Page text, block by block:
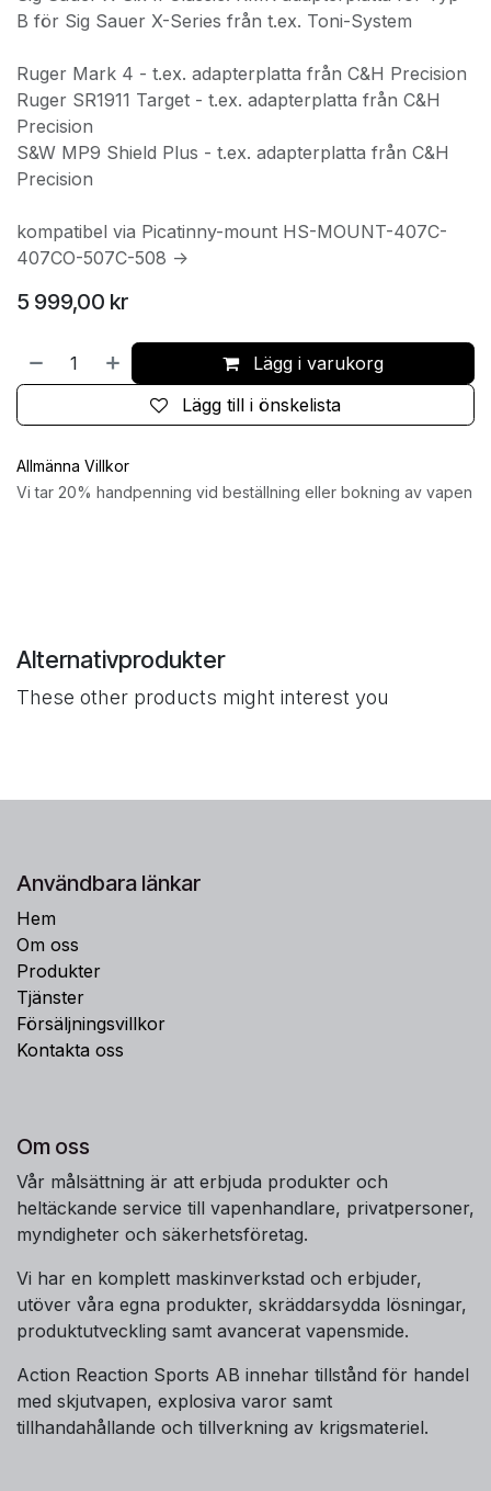
B för Sig Sauer X-Series från t.ex. Toni-System
Ruger Mark 4 - t.ex. adapterplatta från C&H Precision
Ruger SR1911 Target - t.ex. adapterplatta från C&H
Precision
S&W MP9 Shield Plus - t.ex. adapterplatta från C&H
Precision
kompatibel via Picatinny-mount HS-MOUNT-407C-
407CO-507C-508 ->
5 999,00 kr
Lägg i varukorg
Lägg till i önskelista
Allmänna Villkor
Vi tar 20% handpenning vid beställning eller bokning av vapen
Alternativprodukter
These other products might interest you
Användbara länkar
Hem
Om oss
Produkter
Tjänster
Försäljningsvillkor
Kontakta oss
Om oss
Vår målsättning är att erbjuda produkter och
heltäckande service till vapenhandlare, privatpersoner,
myndigheter och säkerhetsföretag.
Vi har en komplett maskinverkstad och erbjuder,
utöver våra egna produkter, skräddarsydda lösningar,
produktutveckling samt avancerat vapensmide.
Action Reaction Sports AB innehar tillstånd för handel
med skjutvapen, explosiva varor samt
tillhandahållande och tillverkning av krigsmateriel.